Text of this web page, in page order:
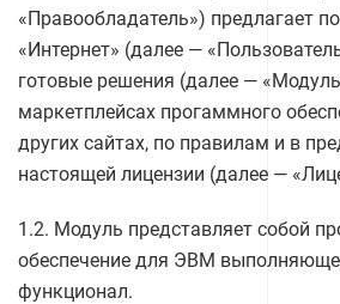
«Правообладатель») предлагает
«Интернет» (далее —
готовые решения (далее —
маркетплейсах прогаммного
других сайтах, по правилам и в
настоящей лицензии (далее —
1.2. Модуль представляет собой
обеспечение для ЭВМ
функционал.